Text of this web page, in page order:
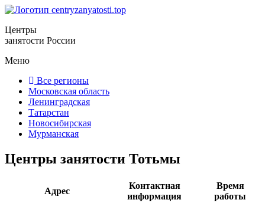
Центры
занятости России
Меню
Все регионы
Московская область
Ленинградская
Татарстан
Новосибирская
Мурманская
Центры занятости Тотьмы
Адрес
Контактная
информация
Время
работы